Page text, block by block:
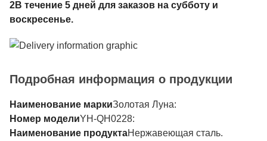
2В течение 5 дней для заказов на субботу и
воскресенье.
Подробная информация о продукции
Наименование маркиЗолотая Луна:
Номер моделиYH-QH0228:
Наименование продуктаНержавеющая сталь.